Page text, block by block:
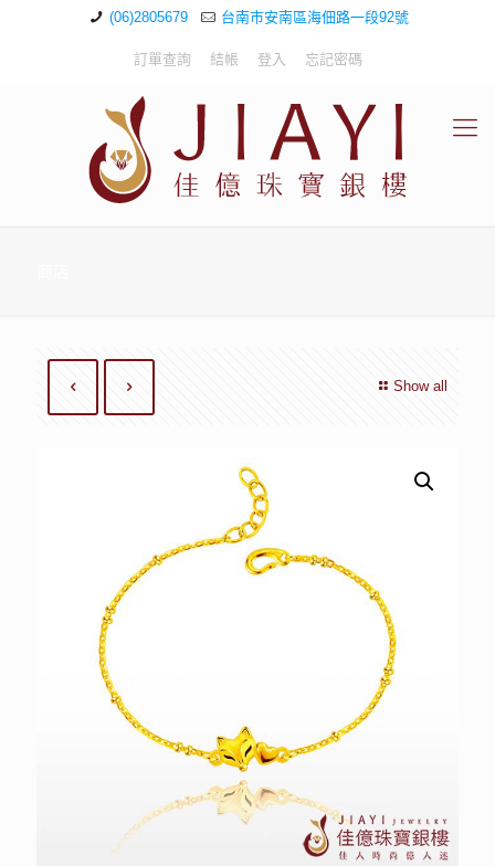
(06)2805679 台南市安南區海佃路一段92號
訂單查詢 結帳 登入 忘記密碼
Show all